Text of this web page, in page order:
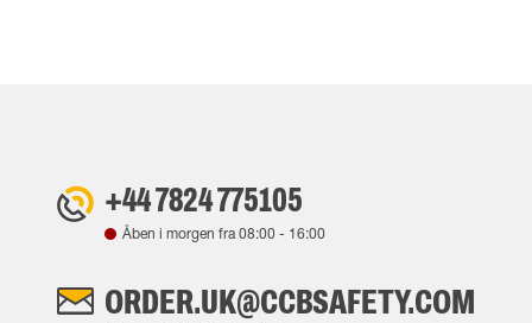
+44 7824 775105
Åben i morgen fra08:00 - 16:00
ORDER.UK@CCBSAFETY.COM